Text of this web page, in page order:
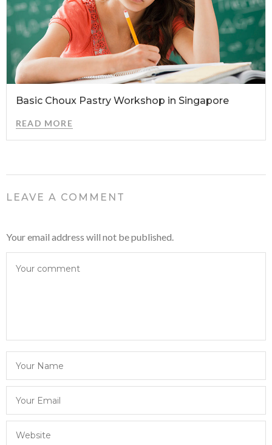
Basic Choux Pastry Workshop in Singapore
READ MORE
LEAVE A COMMENT
Your email address will not be published.